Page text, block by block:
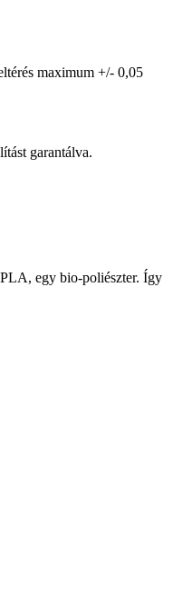
maximum +/- 0,05
garantálva.
egy bio-poliészter. Így